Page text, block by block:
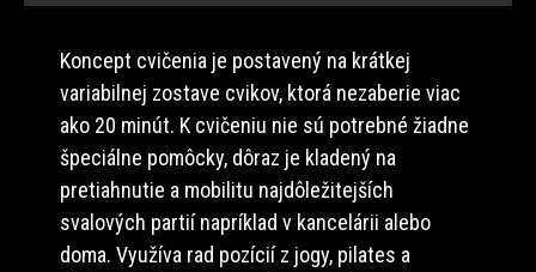
Koncept cvičenia je postavený na krátkej
variabilnej zostave cvikov, ktorá nezaberie viac
ako 20 minút. K cvičeniu nie sú potrebné žiadne
špeciálne pomôcky, dôraz je kladený na
pretiahnutie a mobilitu najdôležitejších
svalových partií napríklad v kancelárii alebo
doma. Využíva rad pozícií z jogy, pilates a